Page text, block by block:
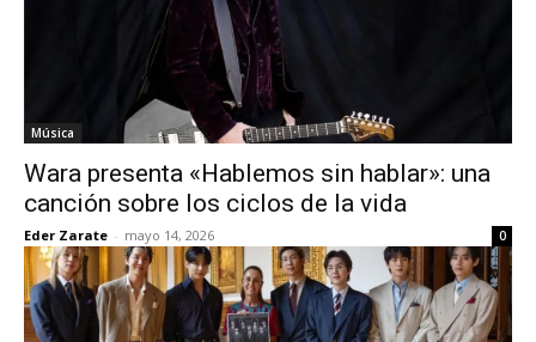
Música
Wara presenta «Hablemos sin hablar»: una
canción sobre los ciclos de la vida
Eder Zarate - mayo 14, 2026 0